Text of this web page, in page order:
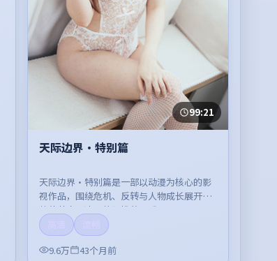
99:21
天际边界·特别篇
天际边界·特别篇是一部以动漫为核心的影
视作品，围绕危机、反转与人物成长展开，
整体节奏紧凑，值得推荐观看。
9.6万
43个月前